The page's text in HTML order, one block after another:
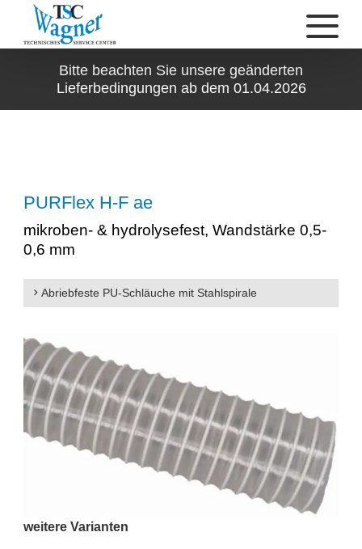
Bitte beachten Sie unsere geänderten
Lieferbedingungen ab dem 01.04.2026
PURFlex H-F ae
mikroben- & hydrolysefest, Wandstärke 0,5-
0,6 mm
Abriebfeste PU-Schläuche mit Stahlspirale
weitere Varianten